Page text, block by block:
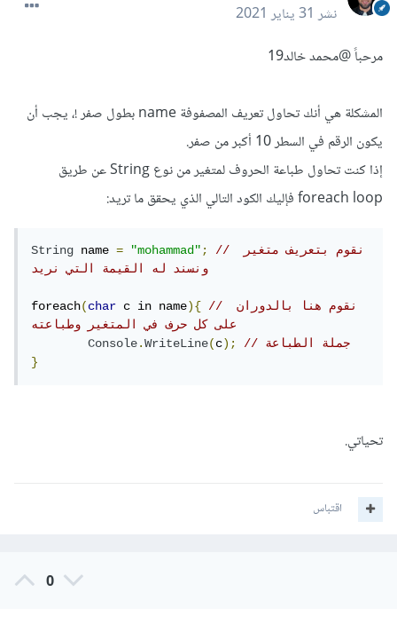
نشر31 يناير 2021
مرحباً@محمد خالد19
المشكلة هي أنك تحاول تعريف المصفوفة name بطول صفر !، يجب أن
يكون الرقم في السطر 10 أكبر من صفر.
إذا كنت تحاول طباعة الحروف لمتغير من نوع String عن طريق
foreach loop فإليك الكود التالي الذي يحقق ما تريد:
String name = "mohammad";
// نقوم بتعريف متغير
ونسند له القيمة التي نريد
foreach(char c in name){
// نقوم هنا بالدوران
على كل حرف في المتغير وطباعته
Console.WriteLine(c);
// جملة الطباعة
}
تحياتي.
اقتباس
0